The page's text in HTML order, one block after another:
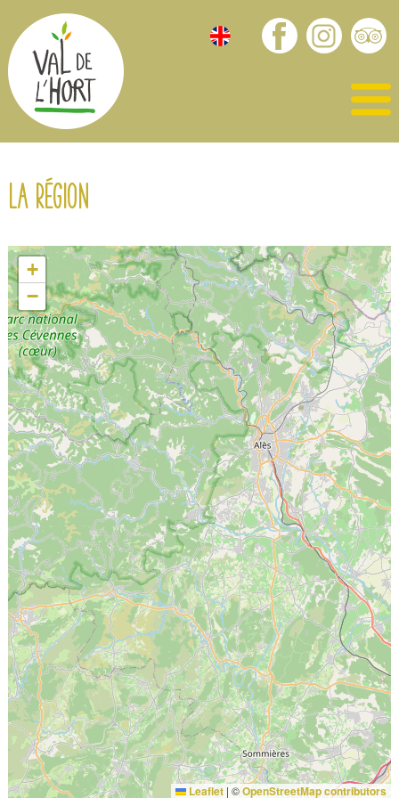
La région
+
−
Leaflet | ©OpenStreetMap contributors